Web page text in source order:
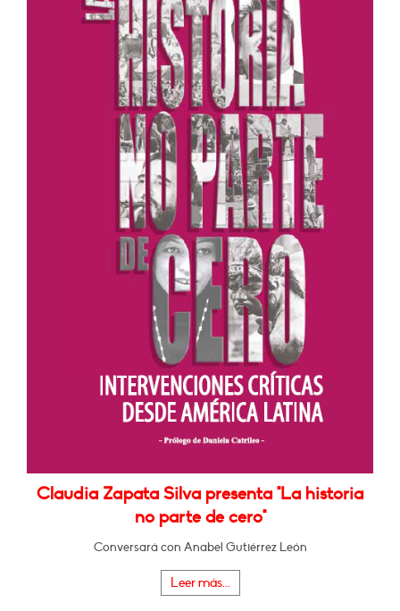
Claudia Zapata Silva presenta "La historia
no parte de cero"
Conversará con Anabel Gutiérrez León
Leer más...